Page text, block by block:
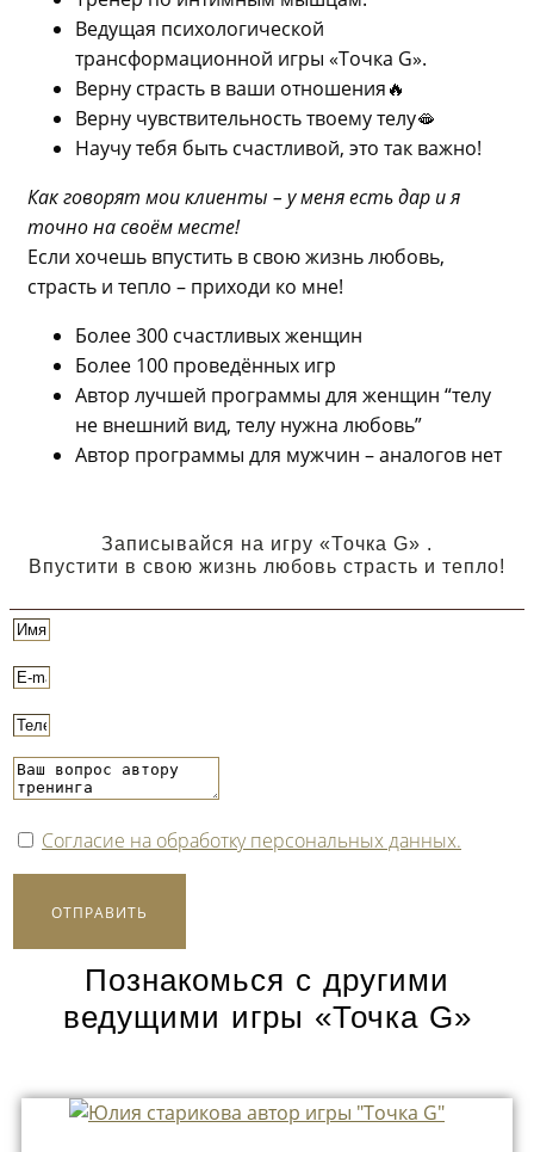
Ведущая психологической
трансформационной игры «Точка G».
Верну страсть в ваши отношения🔥
Верну чувствительность твоему телу🫦
Научу тебя быть счастливой, это так важно!
Как говорят мои клиенты – у меня есть дар и я
точно на своём месте!
Если хочешь впустить в свою жизнь любовь,
страсть и тепло – приходи ко мне!
Более 300 счастливых женщин
Более 100 проведённых игр
Автор лучшей программы для женщин “телу
не внешний вид, телу нужна любовь”
Автор программы для мужчин – аналогов нет
Записывайся на игру «Точка G» .
Впустити в свою жизнь любовь страсть и тепло!
Согласие на обработку персональных данных.
ОТПРАВИТЬ
Познакомься с другими
ведущими игры «Точка G»